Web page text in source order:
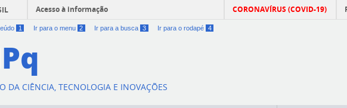
Acesso à informação CORONAVÍRUS (COVID-19)
1 Ir para o menu 2 Ir para a busca 3 Ir para o rodapé 4
DA CIÊNCIA, TECNOLOGIA E INOVAÇÕES